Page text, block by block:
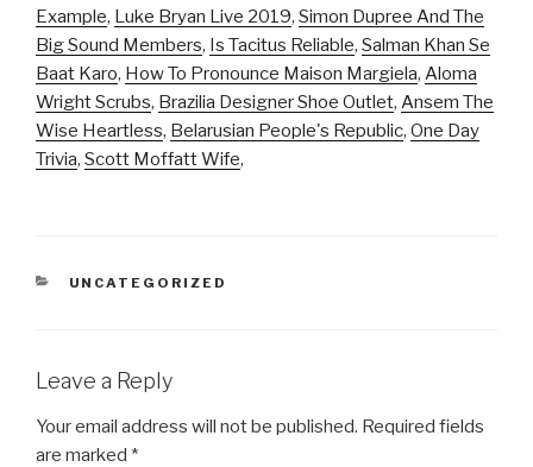
Example, Luke Bryan Live 2019, Simon Dupree And The
Big Sound Members, Is Tacitus Reliable, Salman Khan Se
Baat Karo, How To Pronounce Maison Margiela, Aloma
Wright Scrubs, Brazilia Designer Shoe Outlet, Ansem The
Wise Heartless, Belarusian People's Republic, One Day
Trivia, Scott Moffatt Wife,
CATEGORIES
UNCATEGORIZED
Leave a Reply
Your email address will not be published. Required fields
are marked *